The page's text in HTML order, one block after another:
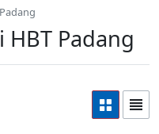
Padang